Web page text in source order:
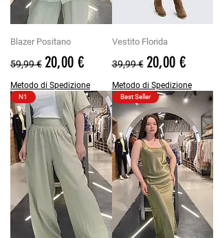
Blazer Positano
Prezzo regolare
59,99 € Prezzo scontato
20,00 €
Metodo di Spedizione
Vestito Florida
Prezzo regolare
39,99 € Prezzo scontato
20,00 €
Metodo di Spedizione
N1 Best Seller